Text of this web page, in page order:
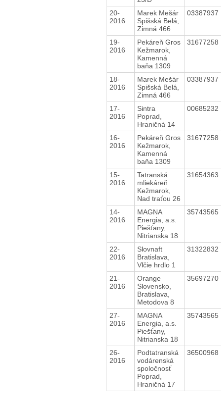
20-
2016
Marek Mešár
Spišská Belá,
Zimná 466
03387937
19-
2016
Pekáreň Gros
Kežmarok,
Kamenná
baňa 1309
31677258
18-
2016
Marek Mešár
Spišská Belá,
Zimná 466
03387937
17-
2016
Sintra
Poprad,
Hraničná 14
00685232
16-
2016
Pekáreň Gros
Kežmarok,
Kamenná
baňa 1309
31677258
15-
2016
Tatranská
mliekáreň
Kežmarok,
Nad traťou 26
31654363
14-
2016
MAGNA
Energia, a.s.
Piešťany,
Nitrianska 18
35743565
22-
2016
Slovnaft
Bratislava,
Vlčie hrdlo 1
31322832
21-
2016
Orange
Slovensko,
Bratislava,
Metodova 8
35697270
27-
2016
MAGNA
Energia, a.s.
Piešťany,
Nitrianska 18
35743565
26-
2016
Podtatranská
vodárenská
spoločnosť
Poprad,
Hraničná 17
36500968